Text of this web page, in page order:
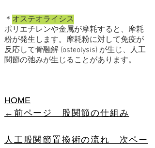
＊ オステオライシス
ポリエチレンや金属が摩耗すると、摩耗
粉が発生します。摩耗粉に対して免疫が
反応して骨融解 (osteolysis) が生じ、人工
関節の弛みが生じることがあります。
HOME
←前ページ 股関節の仕組み
人工股関節置換術の流れ 次ペー